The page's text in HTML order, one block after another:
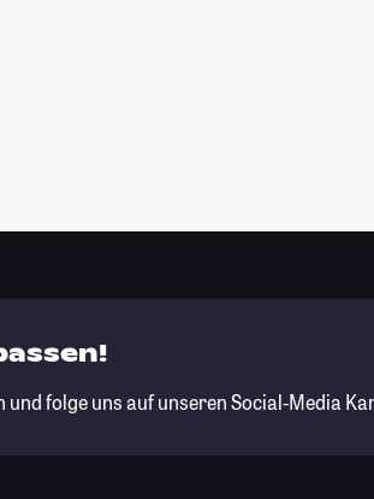
und folge uns auf unseren Social-Media